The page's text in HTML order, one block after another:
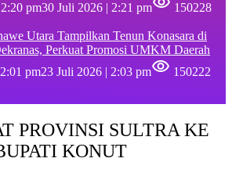
pm30 Juli 2026 | 2:21 pm
150228
Utara Tampilkan Tenun Konasara di
Perkuat Promosi UMKM Daerah
pm23 Juli 2026 | 2:03 pm 150222
PROVINSI SULTRA KE
KONUT